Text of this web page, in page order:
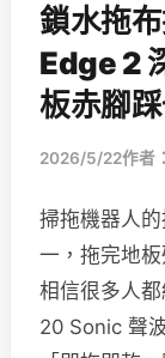
鎖水拖
Edge 2
板赤腳
2026/5/22作者：
掃拖機器人
一，拖完地
相信很多人
20 Sonic 聲